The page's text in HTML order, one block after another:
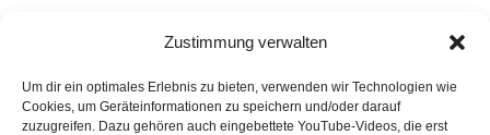
Zustimmung verwalten
Um dir ein optimales Erlebnis zu bieten, verwenden wir Technologien wie
Cookies, um Geräteinformationen zu speichern und/oder darauf
zuzugreifen. Dazu gehören auch eingebettete YouTube-Videos, die erst
Spendenübergabe im Rahmen des Vortrags „Sicher
gegen Gewalt“